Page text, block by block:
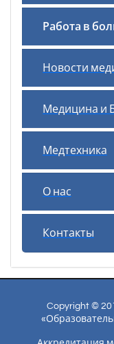
Работа в
Новости
Медицина и
Медтехника
О нас
Контакты
Copyright ©